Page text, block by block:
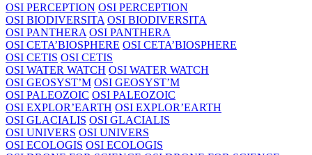
OSI PERCEPTION OSI PERCEPTION
OSI BIODIVERSITA OSI BIODIVERSITA
OSI PANTHERA OSI PANTHERA
OSI CETA’BIOSPHERE OSI CETA’BIOSPHERE
OSI CETIS OSI CETIS
OSI WATER WATCH OSI WATER WATCH
OSI GEOSYST’M OSI GEOSYST’M
OSI PALEOZOIC OSI PALEOZOIC
OSI EXPLOR’EARTH OSI EXPLOR’EARTH
OSI GLACIALIS OSI GLACIALIS
OSI UNIVERS OSI UNIVERS
OSI ECOLOGIS OSI ECOLOGIS